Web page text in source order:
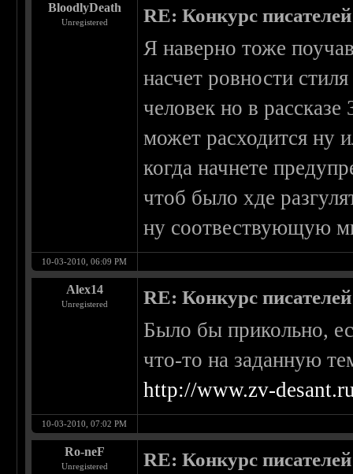
BloodlyDeath
Unregistered RE: Конкурс писателей
Я наверно тоже
насчет ровности
человек но в
может расходится ну
когда начнете
чтоб было хде
ну соотвествующую
10-03-2010, 06:09 PM
Alex14
Unregistered RE: Конкурс писателей
Было бы прикольно,
что-то на заданную
http://www.zv-
10-03-2010, 07:02 PM
Ro-neF
Unregistered RE: Конкурс писателей